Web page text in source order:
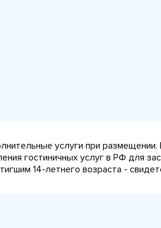
услуги при
гостиничных услуг в РФ для
14-летнего возраста -